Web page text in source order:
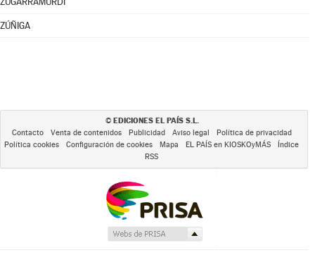
ZÚÑIGA
© EDICIONES EL PAÍS S.L.
Contacto Venta de contenidos Publicidad Aviso legal
Política de privacidad
Política cookies
Configuración de cookies Mapa EL PAÍS en KIOSKOyMÁS
Índice
RSS